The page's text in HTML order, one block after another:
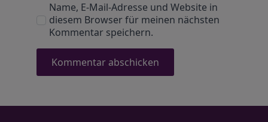
Name, E-Mail-Adresse und Website in
diesem Browser für meinen nächsten
Kommentar speichern.